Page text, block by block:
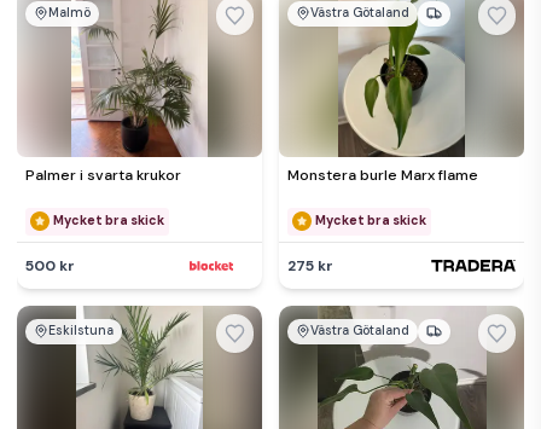
Malmö
Palmer i svarta krukor
Mycket bra skick
500 kr
Västra Götaland
Monstera burle Marx flame
Mycket bra skick
275 kr
Eskilstuna Västra Götaland